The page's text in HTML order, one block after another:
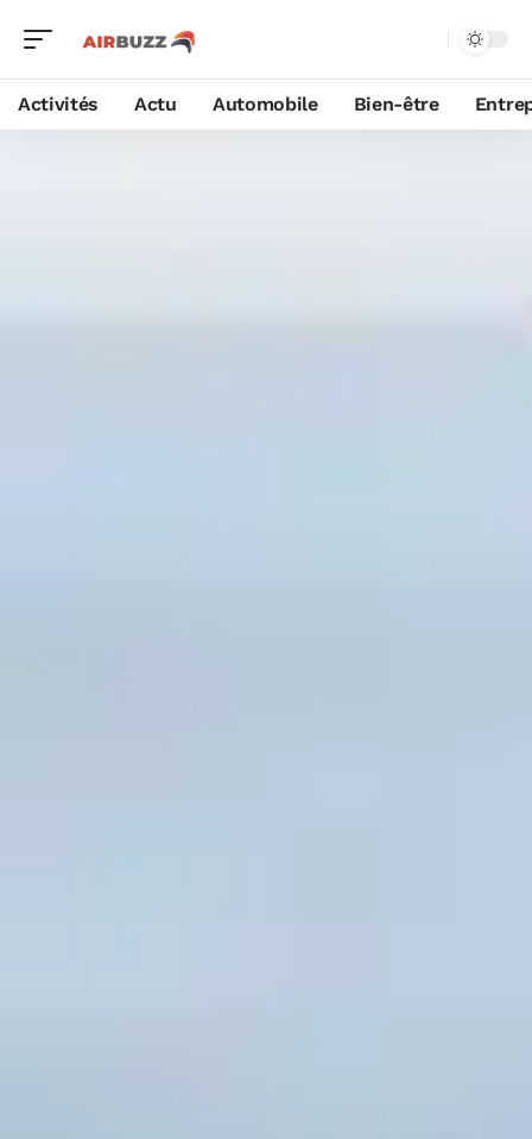
Activités Actu Automobile Bien-être